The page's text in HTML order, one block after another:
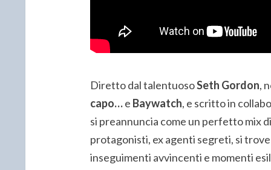
Diretto dal talentuosoSeth Gordon,
capo…e Baywatch, e scritto in
si preannuncia come un perfetto mix
protagonisti, ex agenti segreti, si
inseguimenti avvincenti e momenti